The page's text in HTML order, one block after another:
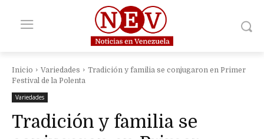
Inicio Variedades
Tradición y familia se conjugaron en Primer
Festival de la Polenta
Variedades
Tradición y familia se